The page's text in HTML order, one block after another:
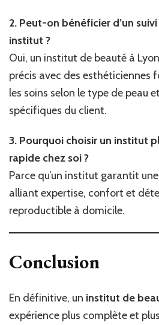
2. Peut-on bénéficier d’un
institut ?
Oui, un institut de beauté à
précis avec des esthéticiennes
les soins selon le type de peau
spécifiques du client.
3. Pourquoi choisir un institut
rapide chez soi ?
Parce qu’un institut garantit
alliant expertise, confort et
reproductible à domicile.
Conclusion
En définitive, un institut de
expérience plus complète et